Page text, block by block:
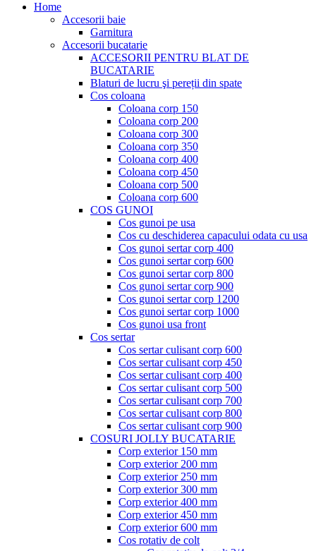
Home
Accesorii baie
Garnitura
Accesorii bucatarie
ACCESORII PENTRU BLAT DE
BUCATARIE
Blaturi de lucru şi pereții din spate
Cos coloana
Coloana corp 150
Coloana corp 200
Coloana corp 300
Coloana corp 350
Coloana corp 400
Coloana corp 450
Coloana corp 500
Coloana corp 600
COS GUNOI
Cos gunoi pe usa
Cos cu deschiderea capacului odata cu usa
Cos gunoi sertar corp 400
Cos gunoi sertar corp 600
Cos gunoi sertar corp 800
Cos gunoi sertar corp 900
Cos gunoi sertar corp 1200
Cos gunoi sertar corp 1000
Cos gunoi usa front
Cos sertar
Cos sertar culisant corp 600
Cos sertar culisant corp 450
Cos sertar culisant corp 400
Cos sertar culisant corp 500
Cos sertar culisant corp 700
Cos sertar culisant corp 800
Cos sertar culisant corp 900
COSURI JOLLY BUCATARIE
Corp exterior 150 mm
Corp exterior 200 mm
Corp exterior 250 mm
Corp exterior 300 mm
Corp exterior 400 mm
Corp exterior 450 mm
Corp exterior 600 mm
Cos rotativ de colt